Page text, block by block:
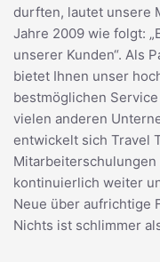
durften, lautet unsere
Jahre 2009 wie folgt:
unserer Kunden“. Als
bietet Ihnen unser
bestmöglichen
vielen anderen
entwickelt sich Travel
kontinuierlich weiter
Neue über aufrichtige
Nichts ist schlimmer